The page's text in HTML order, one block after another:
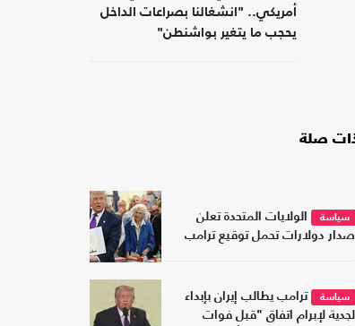
أمريكي.. "انشغالنا بصراعات الداخل
يحجب ما يتغير بواشنطن"
صلة
سياسة
الولايات المتحدة تعلن
إصدار دولارات تحمل توقيع ترامب
سياسة
ترامب يطالب إيران بإبداء
الجدية لإبرام اتفاق "قبل فوات